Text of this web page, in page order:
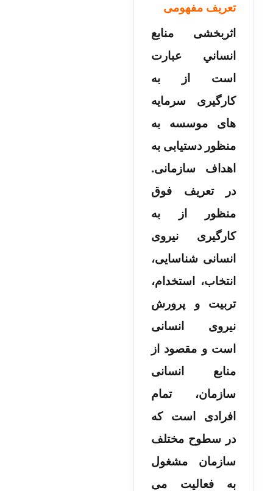
تعریف مفهومی
اثربخشی منابع
انساني عبارت
است از به
کارگیری سرمایه­‌
های موسسه به
منظور دستیابی به
اهداف سازمانی.
در تعریف فوق
منظور از به­‌
کارگیری نیروی
انسانی شناسایی،
انتخاب، استخدام،
تربیت و پرورش
نیروی انسانی
است و مقصود از
منابع انسانی
سازمان، تمام
افرادی است که
در سطوح مختلف
سازمان مشغول
به فعالیت می­‌